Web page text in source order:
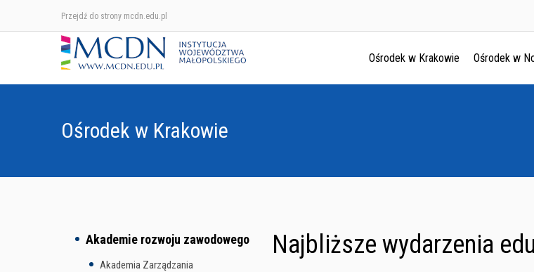
Przejdź do strony mcdn.edu.pl
Ośrodek w Krakowie Ośrodek w
Ośrodek w Krakowie
Akademie rozwoju zawodowego
Akademia Zarządzania
Najbliższe wydarzenia
Ośrodek w